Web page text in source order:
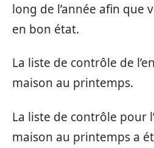
long de l’année afin que
en bon état.
La liste de contrôle de
maison au printemps.
La liste de contrôle pour
maison au printemps a